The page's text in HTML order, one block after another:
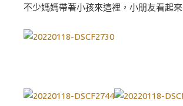
不少媽媽帶著小孩來這裡，小朋友看起